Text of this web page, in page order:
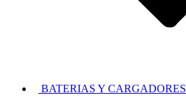
BATERIAS Y CARGADORES